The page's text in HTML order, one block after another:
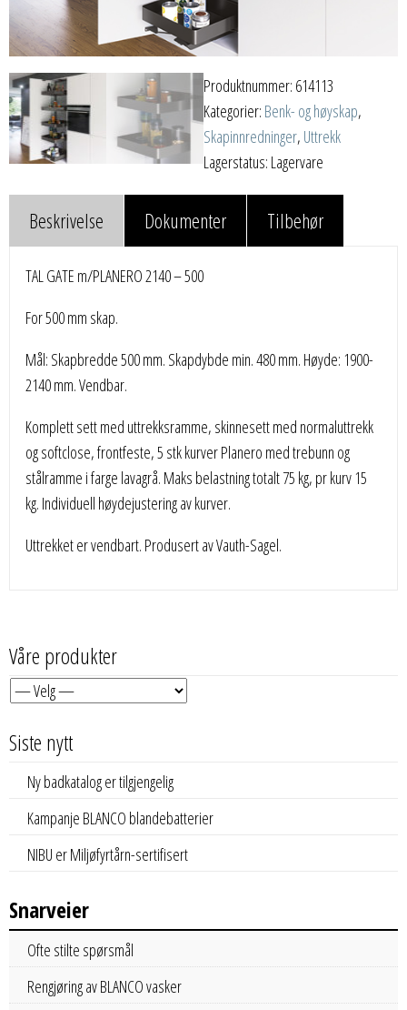
Produktnummer: 614113
Kategorier: Benk- og høyskap,
Skapinnredninger, Uttrekk
Lagerstatus: Lagervare
Beskrivelse Dokumenter Tilbehør
TAL GATE m/PLANERO 2140 – 500
For 500 mm skap.
Mål: Skapbredde 500 mm. Skapdybde min. 480 mm. Høyde: 1900-
2140 mm. Vendbar.
Komplett sett med uttrekksramme, skinnesett med normaluttrekk
og softclose, frontfeste, 5 stk kurver Planero med trebunn og
stålramme i farge lavagrå. Maks belastning totalt 75 kg, pr kurv 15
kg. Individuell høydejustering av kurver.
Uttrekket er vendbart. Produsert av Vauth-Sagel.
Våre produkter
Siste nytt
Ny badkatalog er tilgjengelig
Kampanje BLANCO blandebatterier
NIBU er Miljøfyrtårn-sertifisert
Snarveier
Ofte stilte spørsmål
Rengjøring av BLANCO vasker